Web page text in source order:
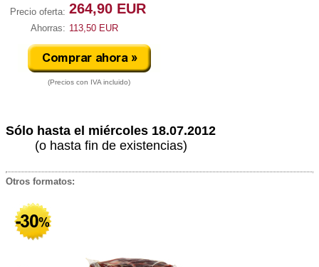
Precio oferta: 264,90 EUR
Ahorras: 113,50 EUR
(Precios con IVA incluido)
Sólo hasta el miércoles 18.07.2012
(o hasta fin de existencias)
Otros formatos: